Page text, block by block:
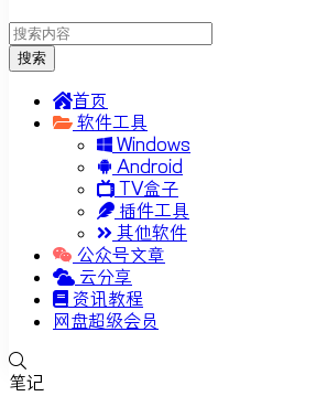
搜索
首页
软件工具
Windows
Android
TV盒子
插件工具
其他软件
公众号文章
云分享
资讯教程
网盘超级会员
笔记